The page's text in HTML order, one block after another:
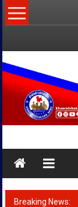
Skip
to
สำนัก
ข่าว
ราชการ
Breaking News: